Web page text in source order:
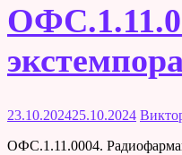
23.10.202425.10.2024
ОФС.1.11.0004.